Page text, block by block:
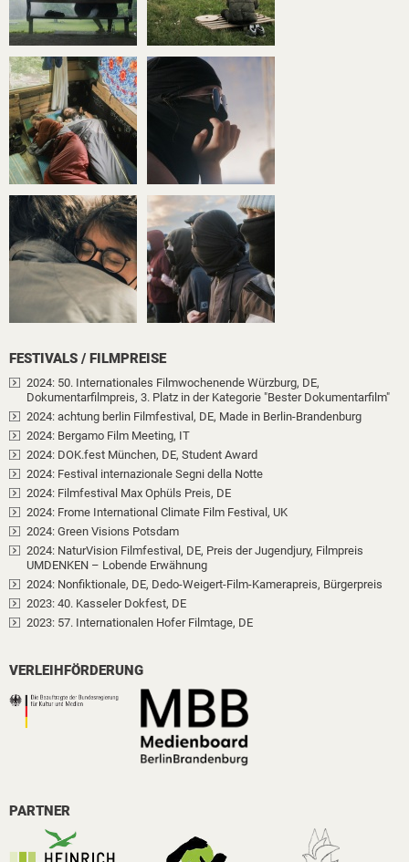
FESTIVALS / FILMPREISE
2024: 50. Internationales Filmwochenende Würzburg, DE,
Dokumentarfilmpreis, 3. Platz in der Kategorie "Bester Dokumentarfilm"
2024: achtung berlin Filmfestival, DE, Made in Berlin-Brandenburg
2024: Bergamo Film Meeting, IT
2024: DOK.fest München, DE, Student Award
2024: Festival internazionale Segni della Notte
2024: Filmfestival Max Ophüls Preis, DE
2024: Frome International Climate Film Festival, UK
2024: Green Visions Potsdam
2024: NaturVision Filmfestival, DE, Preis der Jugendjury, Filmpreis
UMDENKEN – Lobende Erwähnung
2024: Nonfiktionale, DE, Dedo-Weigert-Film-Kamerapreis, Bürgerpreis
2023: 40. Kasseler Dokfest, DE
2023: 57. Internationalen Hofer Filmtage, DE
VERLEIHFÖRDERUNG
PARTNER